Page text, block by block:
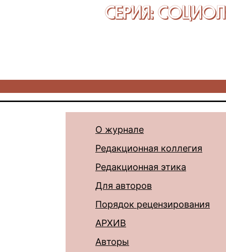
СЕРИЯ:
О журнале
Редакционная коллегия
Редакционная этика
Для авторов
Порядок рецензирования
АРХИВ
Авторы